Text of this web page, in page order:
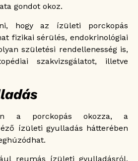
gondot okoz.
hogy az ízületi porckopás
fizikai sérülés, endokrinológiai
születési rendellenesség is,
szakvizsgálatot, illetve
a porckopás okozza, a
ízületi gyulladás hátterében
reumás ízületi gyulladásról,